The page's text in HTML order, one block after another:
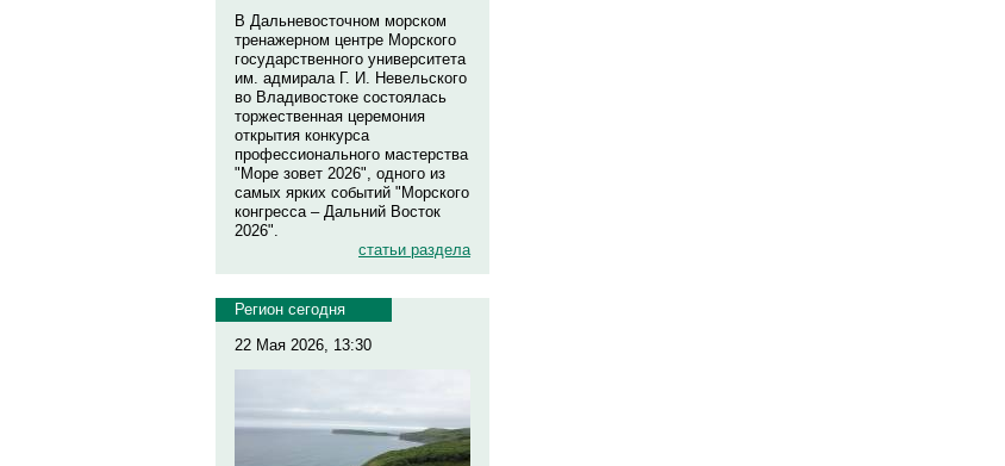
В Дальневосточном морском
тренажерном центре Морского
государственного университета
им. адмирала Г. И. Невельского
во Владивостоке состоялась
торжественная церемония
открытия конкурса
профессионального мастерства
"Море зовет 2026", одного из
самых ярких событий "Морского
конгресса – Дальний Восток
2026".
статьи раздела
Регион сегодня
22 Мая 2026, 13:30